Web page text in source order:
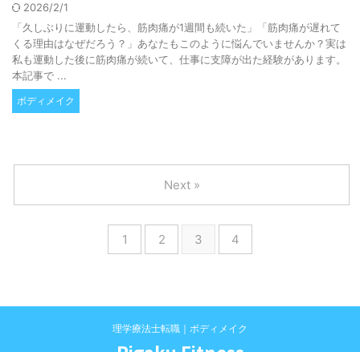
2026/2/1
「久しぶりに運動したら、筋肉痛が1週間も続いた」「筋肉痛が遅れて
くる理由はなぜだろう？」あなたもこのように悩んでいませんか？実は
私も運動した後に筋肉痛が続いて、仕事に支障が出た経験があります。
本記事で ...
ボディメイク
1 2 3 4
Next »
理学療法士転職｜ボディメイク